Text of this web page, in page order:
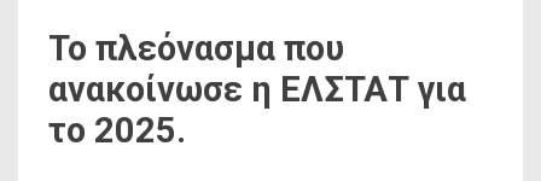
Το πλεόνασμα που
ανακοίνωσε η ΕΛΣΤΑΤ για
το 2025.